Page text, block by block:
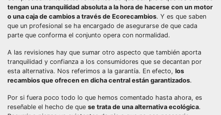
tengan una tranquilidad absoluta a la hora de hacerse con un motor
o una caja de cambios a través de Ecorecambios. Y es que saben
que un profesional se ha encargado de asegurarse de que cada
parte que conforma el conjunto opera con normalidad.
A las revisiones hay que sumar otro aspecto que también aporta
tranquilidad y confianza a los consumidores que se decantan por
esta alternativa. Nos referimos a la garantía. En efecto, los
recambios que ofrecen en dicha central están garantizados.
Por si fuera poco todo lo que hemos comentado hasta ahora, es
reseñable el hecho de que se trata de una alternativa ecológica.